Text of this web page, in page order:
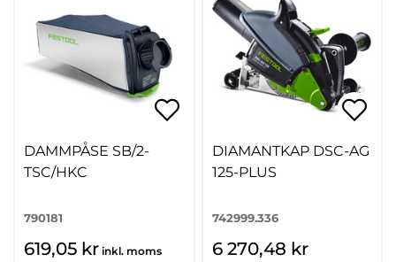
DAMMPÅSE SB/2-
TSC/HKC
790181
619,05 kr inkl. moms
DIAMANTKAP DSC-AG
125-PLUS
742999.336
6 270,48 kr